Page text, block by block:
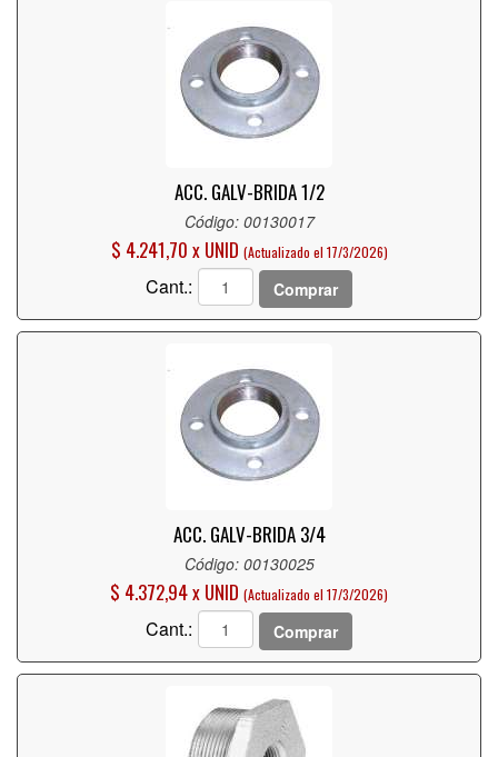
ACC. GALV-BRIDA 1/2
Código: 00130017
$ 4.241,70 x UNID (Actualizado el 17/3/2026)
Cant.: Comprar
ACC. GALV-BRIDA 3/4
Código: 00130025
$ 4.372,94 x UNID (Actualizado el 17/3/2026)
Cant.: Comprar